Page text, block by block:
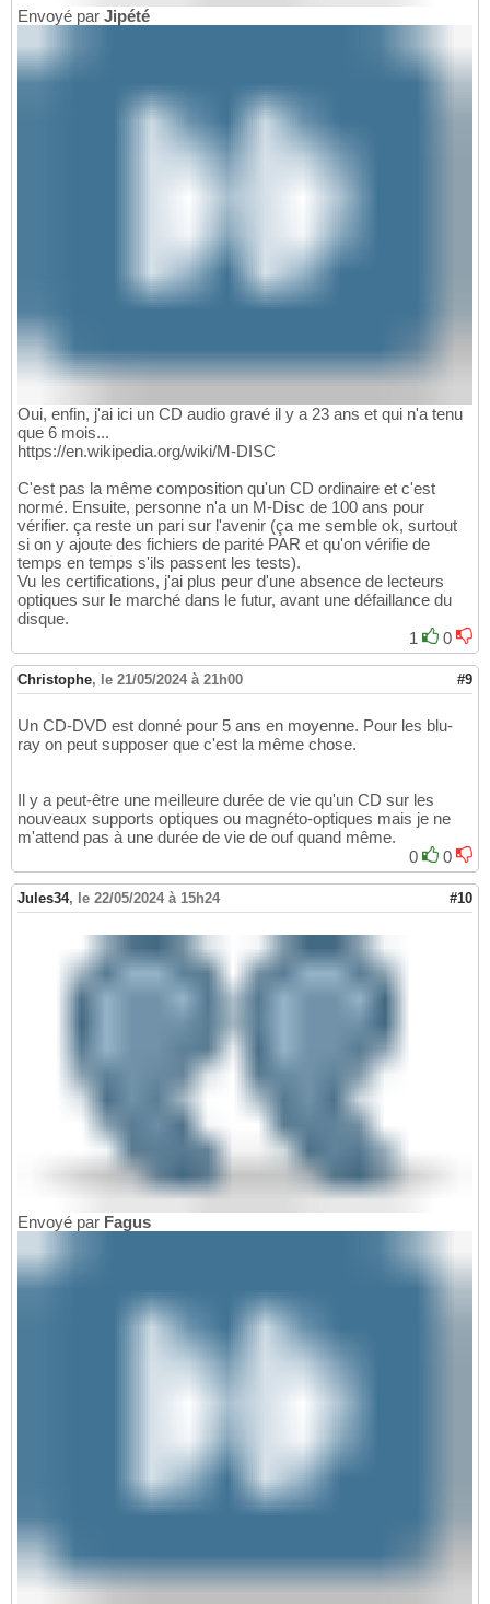
Envoyé par Jipété
Oui, enfin, j'ai ici un CD audio gravé il y a 23 ans et qui n'a tenu
que 6 mois...
https://en.wikipedia.org/wiki/M-DISC
C'est pas la même composition qu'un CD ordinaire et c'est
normé. Ensuite, personne n'a un M-Disc de 100 ans pour
vérifier. ça reste un pari sur l'avenir (ça me semble ok, surtout
si on y ajoute des fichiers de parité PAR et qu'on vérifie de
temps en temps s'ils passent les tests).
Vu les certifications, j'ai plus peur d'une absence de lecteurs
optiques sur le marché dans le futur, avant une défaillance du
disque.
1
0
Christophe, le 21/05/2024 à 21h00 #9
Un CD-DVD est donné pour 5 ans en moyenne. Pour les blu-
ray on peut supposer que c'est la même chose.
Il y a peut-être une meilleure durée de vie qu'un CD sur les
nouveaux supports optiques ou magnéto-optiques mais je ne
m'attend pas à une durée de vie de ouf quand même.
0
0
Jules34, le 22/05/2024 à 15h24 #10
Envoyé par Fagus